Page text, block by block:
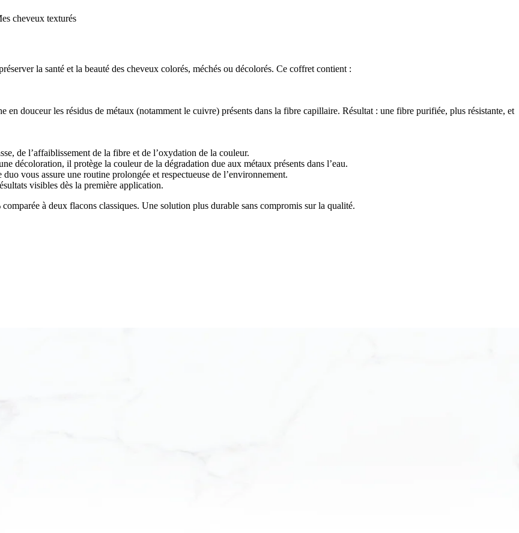
cheveux texturés
la santé et la beauté des cheveux colorés, méchés ou décolorés. Ce coffret contient :
douceur les résidus de métaux (notamment le cuivre) présents dans la fibre capillaire. Résultat : une fibre purifiée, plus résistante, et
de l’affaiblissement de la fibre et de l’oxydation de la couleur.
décoloration, il protège la couleur de la dégradation due aux métaux présents dans l’eau.
vous assure une routine prolongée et respectueuse de l’environnement.
visibles dès la première application.
à deux flacons classiques. Une solution plus durable sans compromis sur la qualité.